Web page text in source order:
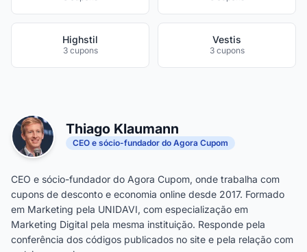
Highstil
3 cupons
Vestis
3 cupons
Thiago Klaumann
CEO e sócio-fundador do Agora Cupom
CEO e sócio-fundador do Agora Cupom, onde trabalha com
cupons de desconto e economia online desde 2017. Formado
em Marketing pela UNIDAVI, com especialização em
Marketing Digital pela mesma instituição. Responde pela
conferência dos códigos publicados no site e pela relação com